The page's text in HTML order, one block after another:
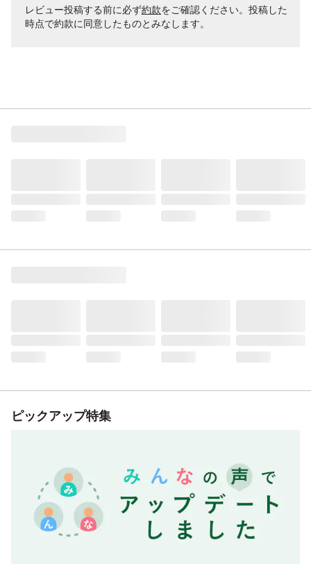
レビュー投稿する前に必ず約款をご確認ください。投稿した
時点で約款に同意したものとみなします。
ピックアップ特集